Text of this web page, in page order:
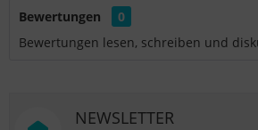
Bewertungen
0
Bewertungen lesen, schreiben und
NEWSLETTER